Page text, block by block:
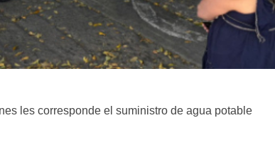
les corresponde el suministro de agua potable